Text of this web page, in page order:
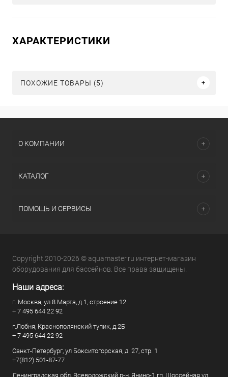
ХАРАКТЕРИСТИКИ
ПОХОЖИЕ ТОВАРЫ (5)
О КОМПАНИИ
КАТАЛОГ
ПОМОЩЬ И СЕРВИСЫ
Copyright 2010-2026 © aquamaster.ru интернет-магазин
оборудования для бассейнов. Все права защищены.
Наши адреса:
г. Москва, ул.8 Марта, д.1, строение 12
+ 7 495 644 22 92
г.Лобня, Краснополянский тупик, д.2Б
+ 7 495 644 22 92
Санкт-Петербург, ул Бокситогорская, д. 27, стр. 1
+7(812) 501-87-77
Ленинградская обл, Всеволожский р-н, Янино-1 гп, Шоссейная ул,